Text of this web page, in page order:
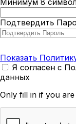
Подтвердить
Показать
Я согласен с
данных
Only fill in if you